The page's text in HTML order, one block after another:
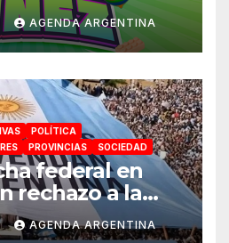
y actividades
familia
AGENDA ARGENTINA
POLÍTICA
PROVINCIAS SOCIEDAD
federal en
rechazo a la
Ley de Tierras
Milei: «La
AGENDA ARGENTINA